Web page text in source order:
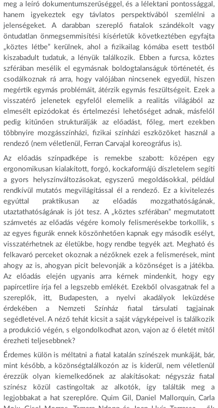
meg a leíró dokumentumszerűséggel, és a lélektani pontossággal,
hanem igyekeztek egy távlatos perspektívából szemlélni a
jelenségeket. A darabban szereplő fiatalok szándékolt vagy
öntudatlan önmegsemmisítési kísérletük következtében egyfajta
„köztes létbe” kerülnek, ahol a fizikailag kómába esett testből
kiszabadult tudatuk, a lényük találkozik. Ebben a furcsa, köztes
szférában mesélik el egymásnak boldogtalanságuk történetét, és
csodálkoznak rá arra, hogy valójában nincsenek egyedül, hiszen
megértik egymás problémáit, átérzik egymás feszültségeit. Ezek a
visszatérő jelenetek egyfelől elemelik a realitás világából az
elmesélt epizódokat és értelmezési lehetőséget adnak, másfelől
pedig kitűnően strukturálják az előadást, főleg, mert ezekben
többnyire mozgásszínházi, fizikai színházi eszközöket használ a
rendező (nem véletlenül, Ferran Carvajal koreográfus is).
Az előadás színpadképe is remekbe szabott: középen egy
ergonomikusan kialakított, forgó, kockaformájú díszletelem segíti
a gyors helyszínváltozásokat, egyszerű megoldásokkal, például
rendkívül mutatós megvilágítással él a rendező. Ez a kivitelezés
egyúttal praktikusan az előadás mozgathatóságának,
utaztathatóságának is jót tesz. A „köztes szférában” megmutatott
számvetés az előadás végére komoly felismerésekbe torkollik, s
az egyes figurák ennek köszönhetően kapnak egy második esélyt,
visszatérhetnek az életükbe, hogy rendbe tegyék azt. Megható és
felkavaró perceket okoznak a nézőknek ezek a felismerések, mint
ahogy az is, ahogyan picit belevonják a közönséget is a játékba.
Az előadás elején ugyanis arra kérnek mindenkit, hogy egy
papírcetlire írja fel a legszebb emlékét. Ezekből olvasgatnak fel a
szereplők, itt, Budapesten, a nyelvi akadályok leküzdése
érdekében a Nemzeti Színház fiatal társulati tagjainak
segédletével. A néző tehát kicsit a saját vágyképeivel is találkozik
a produkció végén, s elgondolkodhat azon, vajon az ő életét mitől
érezheti teljesebbnek?
Érdemes külön is méltatni a fiatal katalán színészek munkáját, bár,
mint később, a közönségtalálkozón az is kiderül, nem véletlenül
érezzük olyan kiemelkedőnek az alakításokat: négyszáz fiatal
színész közül castingoltak az alkotók, így találták meg a
legjobbakat a hat szereplőre. Quim Gil, Daniel Mallorquín, Carla